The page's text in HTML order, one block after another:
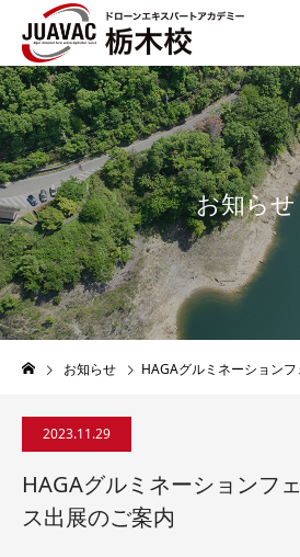
お知らせ
お知らせ HAGAグルミネーションフェ
2023.11.29
HAGAグルミネーションフ
ス出展のご案内